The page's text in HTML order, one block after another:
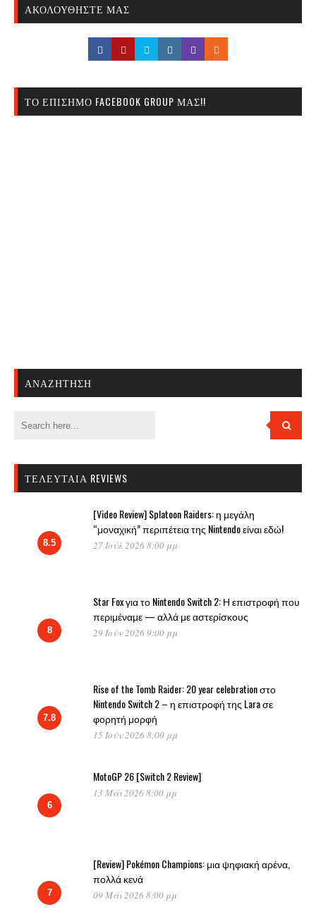
ΑΚΟΛΟΥΘΉΣΤΕ ΜΑΣ
ΤΟ ΕΠΊΣΗΜΟ FACEBOOK GROUP ΜΑΣ!!
ΑΝΑΖΉΤΗΣΗ
ΤΕΛΕΥΤΑΊΑ REVIEWS
8.5
[Video Review] Splatoon Raiders: η μεγάλη
“μοναχική” περιπέτεια της Nintendo είναι εδώ!
27 Ιούλ 2026 8:00 μμ
8
Star Fox για το Nintendo Switch 2: Η επιστροφή που
περιμέναμε — αλλά με αστερίσκους
29 Ιούν 2026 9:00 μμ
7.8
Rise of the Tomb Raider: 20 year celebration στο
Nintendo Switch 2 – η επιστροφή της Lara σε
φορητή μορφή
15 Ιούν 2026 8:00 μμ
6
MotoGP 26 [Switch 2 Review]
13 Μάι 2026 8:00 μμ
7
[Review] Pokémon Champions: μια ψηφιακή αρένα,
πολλά κενά
09 Μάι 2026 8:00 μμ